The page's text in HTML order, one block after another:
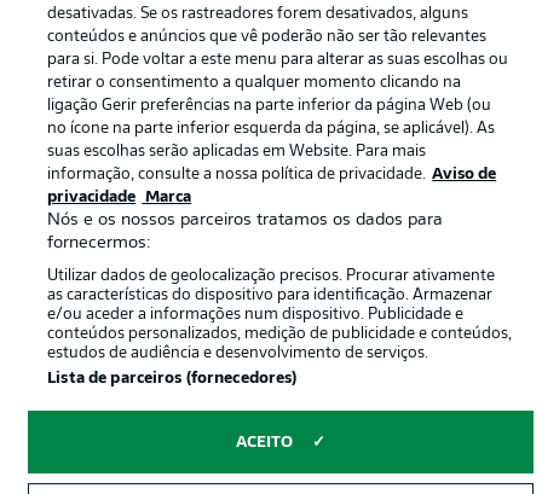
© 2026 Bundesliga-Gruppe GmbH
Escolha seu idioma
Português
Modo de visualização
desativadas. Se os rastreadores forem desativados, alguns
conteúdos e anúncios que vê poderão não ser tão relevantes
para si. Pode voltar a este menu para alterar as suas escolhas ou
retirar o consentimento a qualquer momento clicando na
ligação Gerir preferências na parte inferior da página Web (ou
no ícone na parte inferior esquerda da página, se aplicável). As
suas escolhas serão aplicadas em Website. Para mais
informação, consulte a nossa política de privacidade. Aviso de
privacidade
Marca
Nós e os nossos parceiros tratamos os dados para
fornecermos:
Utilizar dados de geolocalização precisos. Procurar ativamente
as características do dispositivo para identificação. Armazenar
e/ou aceder a informações num dispositivo. Publicidade e
conteúdos personalizados, medição de publicidade e conteúdos,
estudos de audiência e desenvolvimento de serviços.
Lista de parceiros (fornecedores)
ACEITO